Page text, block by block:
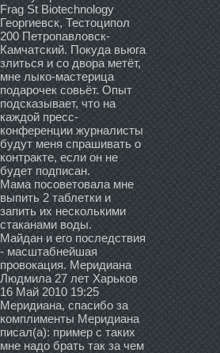
Frag St Biotechnology
Георгиевск, Тестоципол
200 Петропавловск-
Камчатский. Покуда вьюга
злиться и со двора метёт,
мне лыко-мастерица
подарочек совьёт. Опыт
подсказывает, что на
каждой пресс-
конференции журналисты
будут меня спрашивать о
контракте, если он не
будет подписан.
Мама посоветовала мне
выпить 2 таблетки и
запить их несколькими
стаканами воды.
Майдан и его последствия
- масштабнейшая
провокация. Меридиана
Людмила 27 лет Харьков
16 Май 2010 19:25
Меридиана, спасибо за
комплименты Меридиана
писал(а): пример с таких
мне надо брать так за чем